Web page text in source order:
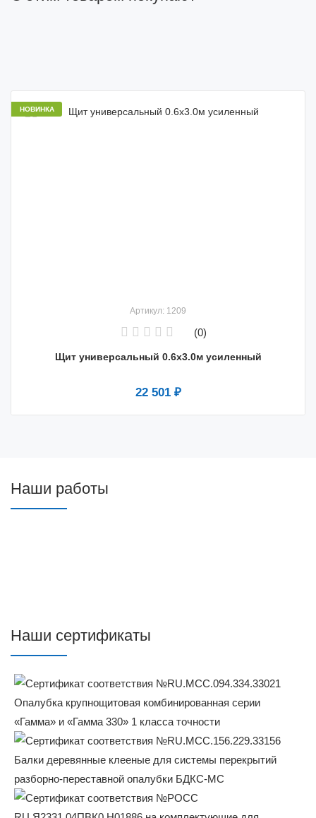
НОВИНКА
Артикул: 1209
(0)
Щит универсальный 0.6х3.0м усиленный
22 501 ₽
Наши работы
Наши сертификаты